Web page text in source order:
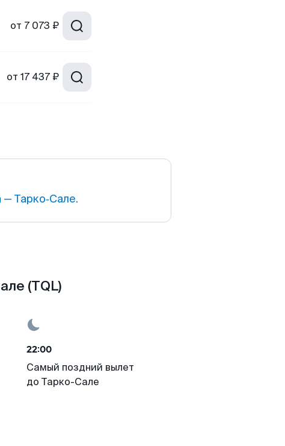
от 7 073 ₽
от 17 437 ₽
Тарко‑Сале.
(TQL)
22:00
Самый поздний вылет
до Тарко-Сале